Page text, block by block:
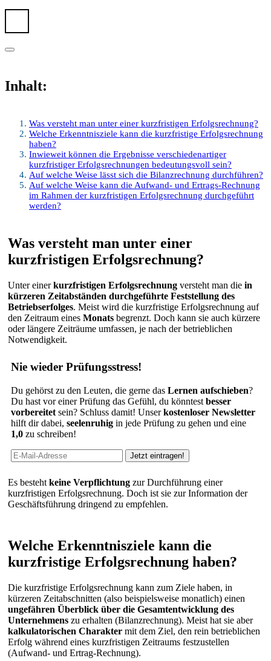
Inhalt:
Was versteht man unter einer kurzfristigen Erfolgsrechnung?
Welche Erkenntnisziele kann die kurzfristige Erfolgsrechnung
haben?
Inwieweit können die Ergebnisse verschiedenartiger
kurzfristiger Erfolgsrechnungen bedeutungsvoll sein?
Auf welche Weise lässt sich die Bilanzrechnung durchführen?
Auf welche Weise kann die Aufwand- und Ertrags-Rechnung
im Rahmen der kurzfristigen Erfolgsrechnung durchgeführt
werden?
Was versteht man unter einer
kurzfristigen Erfolgsrechnung?
Unter einerkurzfristigen Erfolgsrechnung versteht man die in
kürzeren Zeitabständen durchgeführte Feststellung des
Betriebserfolges. Meist wird die kurzfristige Erfolgsrechnung auf
den Zeitraum eines Monats begrenzt. Doch kann sie auch kürzere
oder längere Zeiträume umfassen, je nach der betrieblichen
Notwendigkeit.
Nie wieder Prüfungsstress!
Du gehörst zu den Leuten, die gerne das Lernen aufschieben?
Du hast vor einer Prüfung das Gefühl, du könntest besser
vorbereitet sein? Schluss damit! Unserkostenloser Newsletter
hilft dir dabei, seelenruhig in jede Prüfung zu gehen und eine
1,0 zu schreiben!
Es besteht keine Verpflichtung zur Durchführung einer
kurzfristigen Erfolgsrechnung. Doch ist sie zur Information der
Geschäftsführung dringend zu empfehlen.
Welche Erkenntnisziele kann die
kurzfristige Erfolgsrechnung haben?
Die kurzfristige Erfolgsrechnung kann zum Ziele haben, in
kürzeren Zeitabschnitten (also beispielsweise monatlich) einen
ungefähren Überblick über die Gesamtentwicklung des
Unternehmens zu erhalten (Bilanzrechnung). Meist hat sie aber
kalkulatorischen Charakter mit dem Ziel, den rein betrieblichen
Erfolg während eines kurzfristigen Zeitraums festzustellen
(Aufwand- und Ertrag-Rechnung).